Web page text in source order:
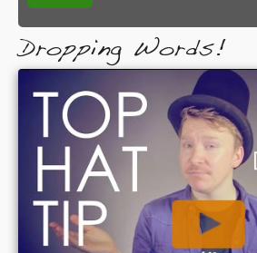
Dropping Words!